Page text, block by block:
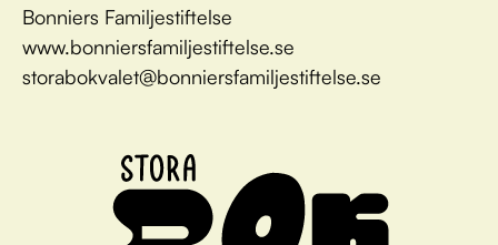
Bonniers Familjestiftelse
www.bonniersfamiljestiftelse.se
storabokvalet@bonniersfamiljestiftelse.se